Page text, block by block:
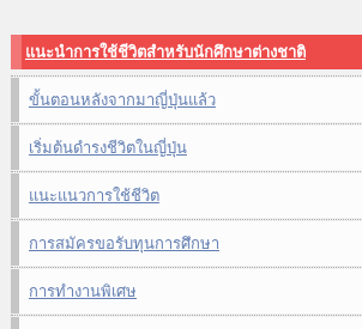
แนะนำการใช้ชีวิตสำหรับนักศึกษาต่างชาติ
ขั้นตอนหลังจากมาญี่ปุ่นแล้ว
เริ่มต้นดำรงชีวิตในญี่ปุ่น
แนะแนวการใช้ชีวิต
การสมัครขอรับทุนการศึกษา
การทำงานพิเศษ